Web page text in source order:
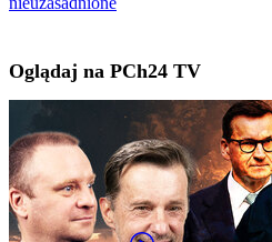
Oglądaj na PCh24 TV